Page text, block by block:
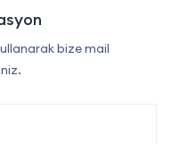
bize mail